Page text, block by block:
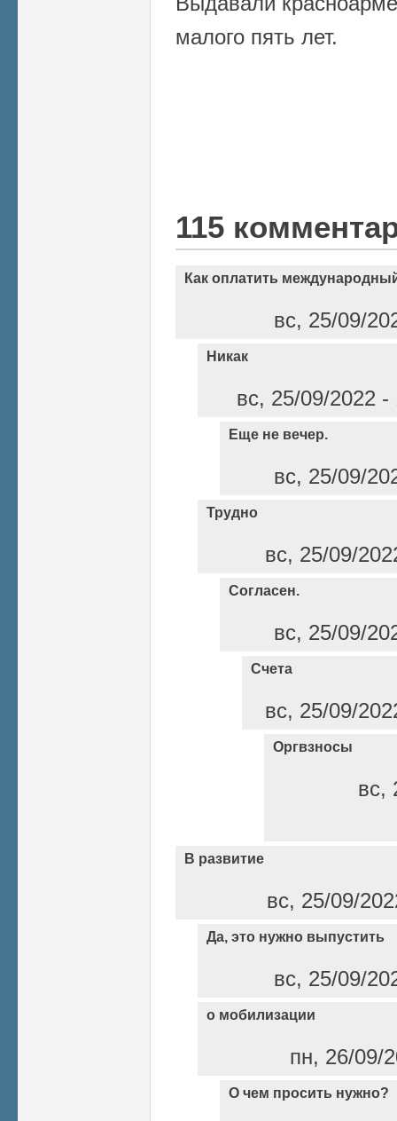
малого пять лет.
115
Как оплатить
вс, 25/09/
Никак
вс, 25/09/2022
Еще не вечер.
вс, 25/09/
Трудно
вс, 25/09/
Согласен.
вс, 25/09/
Счета
вс, 25/09/
Оргвзносы
вс,
В развитие
вс, 25/09/
Да, это нужно выпустить
вс, 25/09/
о мобилизации
пн, 26/09/
О чем просить нужно?